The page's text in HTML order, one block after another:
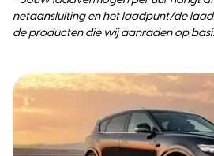
netaansluiting en het laadpunt/de
de producten die wij aanraden op